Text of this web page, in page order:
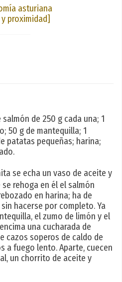
asturiana
proximidad]
de 250 g cada una; 1
50 g de mantequilla; 1
patatas pequeñas; harina;
se echa un vaso de aceite y
rehoga en él el salmón
en harina; ha de
hacerse por completo. Ya
el zumo de limón y el
una cucharada de
cazos soperos de caldo de
a fuego lento. Aparte, cuecen
un chorrito de aceite y